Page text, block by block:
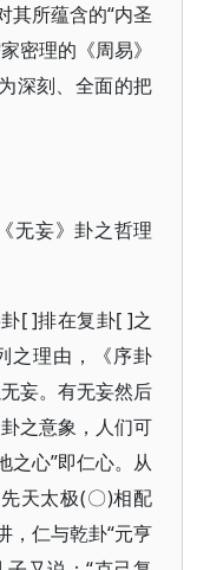
其所蕴含的“内圣
密理的《周易》
深刻、全面的把
无妄》卦之哲理
[ ]排在复卦[ ]之
之理由，《序卦
妄。有无妄然后
之意象，人们可
之心”即仁心。从
天太极(〇)相配
，仁与乾卦“元亨